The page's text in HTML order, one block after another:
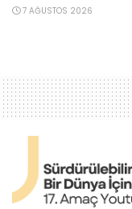
7 AĞUSTOS 2026